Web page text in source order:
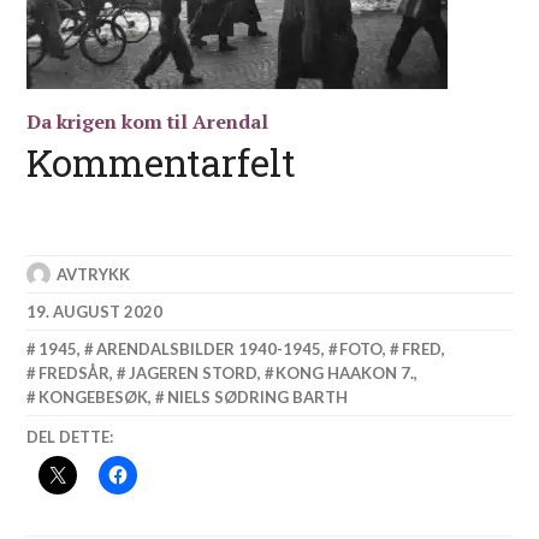
Da krigen kom til Arendal
Kommentarfelt
AVTRYKK
19. AUGUST 2020
1945, ARENDALSBILDER 1940-1945, FOTO, FRED,
FREDSÅR, JAGEREN STORD, KONG HAAKON 7.,
KONGEBESØK, NIELS SØDRING BARTH
DEL DETTE: